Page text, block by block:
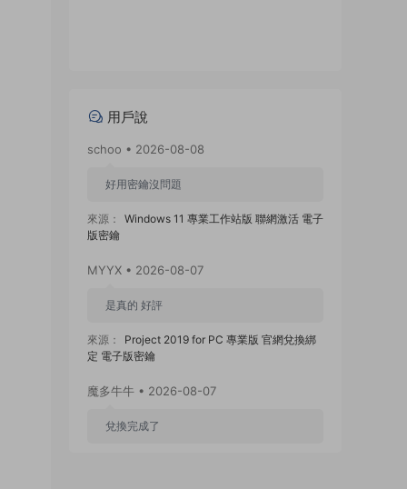
用戶說
schoo • 2026-08-08
好用密鑰沒問題
來源：
Windows 11 專業工作站版 聯網激活 電子
版密鑰
MYYX • 2026-08-07
是真的 好評
來源：
Project 2019 for PC 專業版 官網兌換綁
定 電子版密鑰
魔多牛牛 • 2026-08-07
兌換完成了